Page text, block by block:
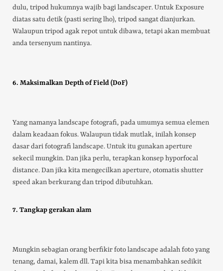
dulu, tripod hukumnya wajib bagi landscaper. Untuk Exposure
diatas satu detik (pasti sering lho), tripod sangat dianjurkan.
Walaupun tripod agak repot untuk dibawa, tetapi akan membuat
anda tersenyum nantinya.
6. Maksimalkan Depth of Field (DoF)
Yang namanya landscape fotografi, pada umumya semua elemen
dalam keadaan fokus. Walaupun tidak mutlak, inilah konsep
dasar dari fotografi landscape. Untuk itu gunakan aperture
sekecil mungkin. Dan jika perlu, terapkan konsep hyporfocal
distance. Dan jika kita mengecilkan aperture, otomatis shutter
speed akan berkurang dan tripod dibutuhkan.
7. Tangkap gerakan alam
Mungkin sebagian orang berfikir foto landscape adalah foto yang
tenang, damai, kalem dll. Tapi kita bisa menambahkan sedikit